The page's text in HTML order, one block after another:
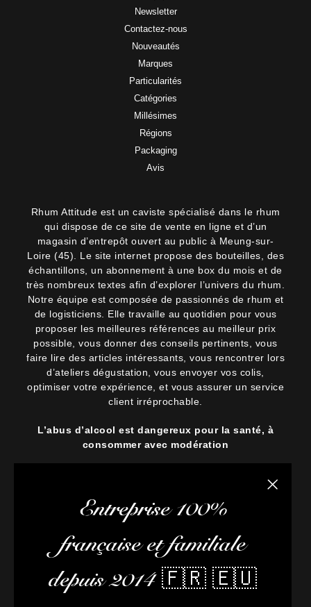
Fermer
Entreprise 100%
française et familiale
depuis 2014 🇫🇷 🇪🇺
Newsletter
Contactez-nous
Nouveautés
Marques
Particularités
Catégories
Millésimes
Régions
Packaging
Avis
Rhum Attitude est un caviste spécialisé dans le rhum
qui dispose de ce site de vente en ligne et d’un
magasin d’entrepôt ouvert au public à Meung-sur-
Loire (45). Le site internet propose des bouteilles, des
échantillons, un abonnement à une box du mois et de
très nombreux textes afin d’explorer l’univers du rhum.
Notre équipe est composée de passionnés de rhum et
de logisticiens. Elle travaille au quotidien pour vous
proposer les meilleures références au meilleur prix
possible, vous donner des conseils pertinents, vous
faire lire des articles intéressants, vous rencontrer lors
d’ateliers dégustation, vous envoyer vos colis,
optimiser votre expérience, et vous assurer un service
client irréprochable.
L’abus d’alcool est dangereux pour la santé, à
consommer avec modération